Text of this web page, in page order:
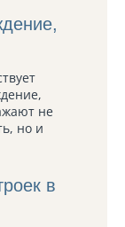
не
но и
в